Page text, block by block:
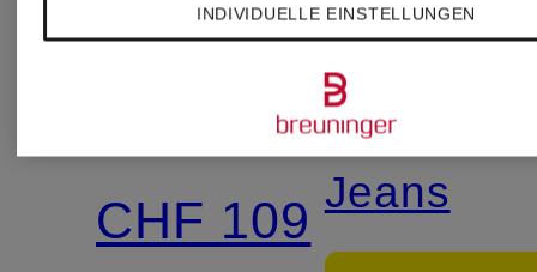
O'Polo
CHF 109
Match
O'Polo
DENIM
Barrel
Jeans
INDIVIDUELLE EINSTELLUNGEN